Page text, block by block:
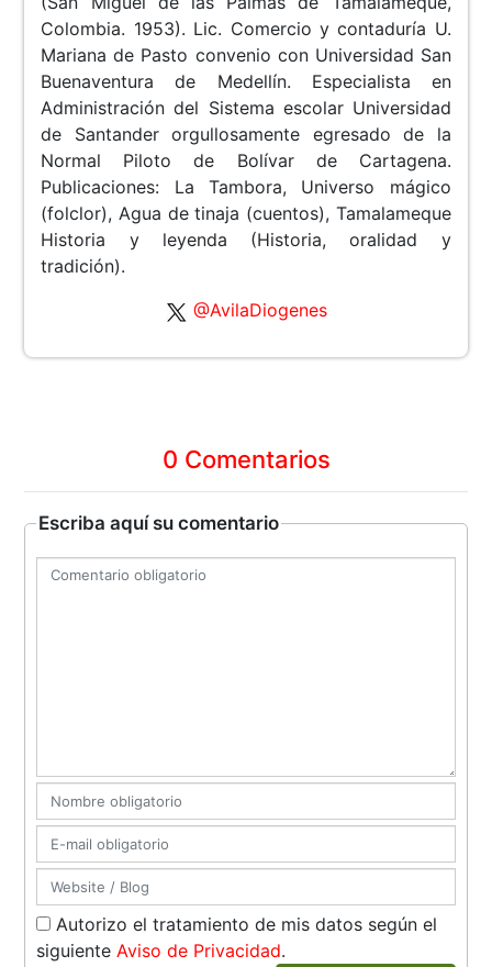
Colombia. 1953). Lic. Comercio y contaduría U.
Mariana de Pasto convenio con Universidad San
Buenaventura de Medellín. Especialista en
Administración del Sistema escolar Universidad
de Santander orgullosamente egresado de la
Normal Piloto de Bolívar de Cartagena.
Publicaciones: La Tambora, Universo mágico
(folclor), Agua de tinaja (cuentos), Tamalameque
Historia y leyenda (Historia, oralidad y
tradición).
@AvilaDiogenes
0 Comentarios
Escriba aquí su comentario
Autorizo el tratamiento de mis datos según el
siguienteAviso de Privacidad.